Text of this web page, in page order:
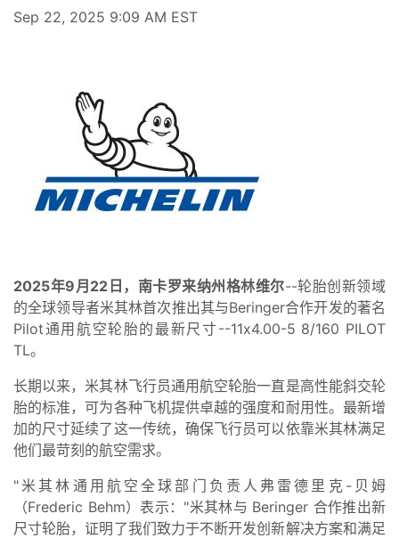
Sep 22, 2025 9:09 AM EST
2025年9月22日，南卡罗来纳州格林维尔--轮胎创新领域
的全球领导者米其林首次推出其与Beringer合作开发的著名
Pilot通用航空轮胎的最新尺寸--11x4.00-5 8/160 PILOT
TL。
长期以来，米其林飞行员通用航空轮胎一直是高性能斜交轮
胎的标准，可为各种飞机提供卓越的强度和耐用性。最新增
加的尺寸延续了这一传统，确保飞行员可以依靠米其林满足
他们最苛刻的航空需求。
"米其林通用航空全球部门负责人弗雷德里克-贝姆
（Frederic Behm）表示："米其林与 Beringer 合作推出新
尺寸轮胎，证明了我们致力于不断开发创新解决方案和满足